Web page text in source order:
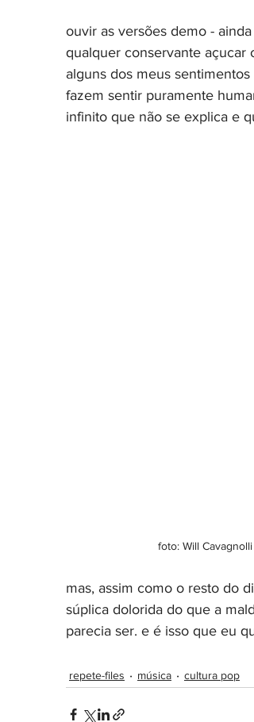
ouvir as versões demo -
qualquer conservante açucar
alguns dos meus
fazem sentir puramente
infinito que não se explica e
foto: Will Cavagnolli
mas, assim como o resto do
súplica dolorida do que a
parecia ser. e é isso que eu
repete-files música cultura pop